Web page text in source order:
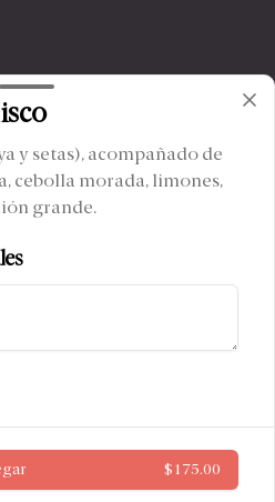
y setas), acompañado de
cebolla morada, limones,
grande.
$175.00